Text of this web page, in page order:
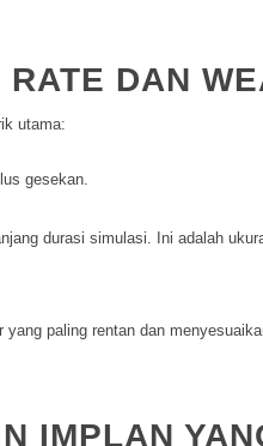
DAN
utama:
gesekan.
durasi simulasi. Ini adalah
yang paling rentan dan
IMPLAN